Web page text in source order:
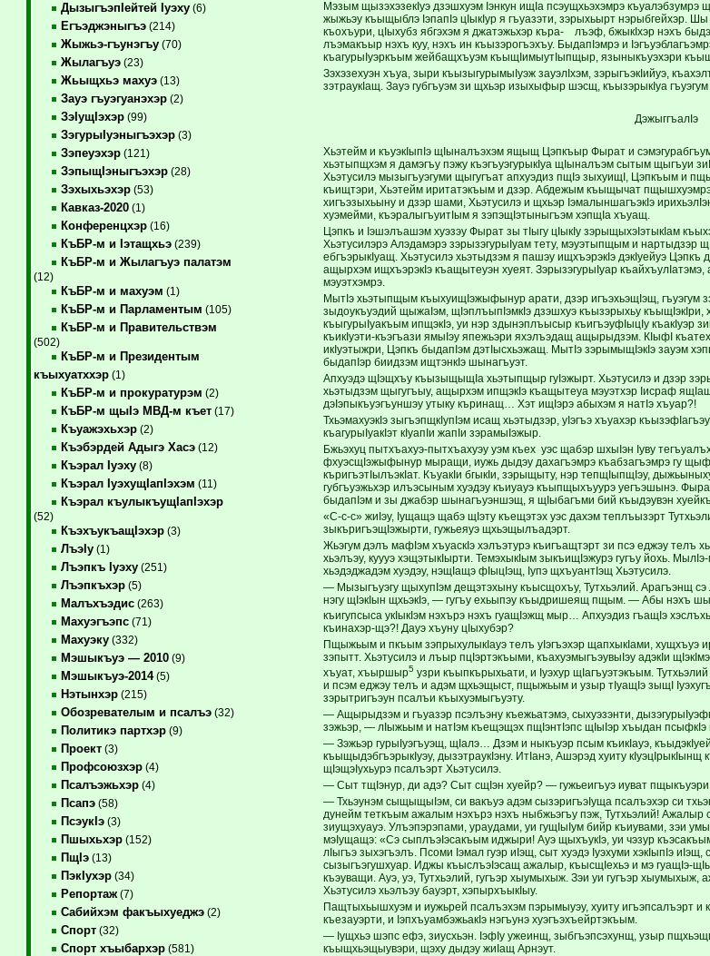
ДызыгъэпIейтей Iуэху(6)
Егъэджэныгъэ(214)
Жыжьэ-гъунэгъу(70)
Жылагъуэ(23)
Жьыщхьэ махуэ(13)
Зауэ гъуэгуанэхэр(2)
ЗэIущIэхэр(99)
ЗэгурыIуэныгъэхэр(3)
Зэпеуэхэр(121)
ЗэпыщIэныгъэхэр(28)
Зэхыхьэхэр(53)
Кавказ-2020(1)
Конференцхэр(16)
КъБР-м и Iэтащхьэ(239)
КъБР-м и Жылагъуэ палатэм
(12)
КъБР-м и махуэм (1)
КъБР-м и Парламентым (105)
КъБР-м и Правительствэм
(502)
КъБР-м и Президентым
къыхуатххэр(1)
КъБР-м и прокуратурэм (2)
КъБР-м щыIэ МВД-м къет(17)
Къуажэхьхэр(2)
Къэбэрдей Адыгэ Хасэ(12)
Къэрал Iуэху(8)
Къэрал IуэхущIапIэхэм (11)
Къэрал къулыкъущIапIэхэр
(52)
КъэхъукъащIэхэр(3)
ЛъэIу(1)
Лъэпкъ Iуэху(251)
Лъэпкъхэр(5)
Малъхъэдис(263)
Махуэгъэпс(71)
Махуэку(332)
Мэшыкъуэ — 2010(9)
Мэшыкъуэ-2014(5)
Нэтынхэр(215)
Обозревателым и псалъэ(32)
Политикэ партхэр(9)
Проект(3)
Профсоюзхэр(4)
Псалъэжьхэр(4)
Псапэ(58)
ПсэукIэ(3)
Пшыхьхэр(152)
ПщIэ(13)
ПэкIухэр(34)
Репортаж(7)
Сабийхэм факъыхуеджэ(2)
Спорт(32)
Спорт хъыбархэр(581)
Мэзым щызэхэзекIуэ дзэшхуэм Iэнкун ищIа псэущхьэхэмрэ
жыжьэу къыщыблэ IэпапIэ цIыкIур я гъуазэти, зэрыхьырт нэрыбгейхэр.
къохъури, цIыхубз ябгэхэм я джатэжьхэр къра- лъэф, бжыкIхэр нэхъ
лъэмакъыр нэхъ куу, нэхъ ин къызэрогъэхъу. БыдапIэмрэ и
къагурыIуэркъым жейбащхъуэм къыщIимыутIыпщыр, языныкъуэхэри
Зэхэзехуэн хъуа, зыри къызыгурымыIуэж зауэлIхэм, зэрыгъэкIийуэ,
зэтраукIащ. Зауэ губгъуэм зи щхьэр изыхыфыр шэсщ, къызэрыкIуа
ДэжыггъалIэ
Хьэтейм и къуэкIыпIэ щIыналъэхэм ящыщ Цэпкъыр Фырат и
хьэтыпщхэм я дамэгъу пэжу къэгъуэгурыкIуа щIыналъэм сытым щыгъуи
Хьэтусилэ мызыгъуэгуми щыгугъат апхуэдиз пщIэ зыхуищI, Цэпкъым и
къищтэри, Хьэтейм иритатэкъым и дзэр. Абдежым къыщычат
хигъэзыхьыну и дзэр шами, Хьэтусилэ и щхьэр IэмалыншагъэкIэ
хуэмейми, къэралыгъуитIым я зэпэщIэтыныгъэм хэпщIа хъуащ.
Цэпкъ и Iэшэлъашэм хуэзэу Фырат зы тIыгу цIыкIу зэрыщыхэIэтыкIам
Хьэтусилэрэ Алэдамэрэ зэрызэгурыIуам тету, мэуэтыпщым и
ебгъэрыкIуащ. Хьэтусилэ хьэтыдзэм я пашэу ищхъэрэкIэ дэкIуейуэ Цэпкъ
ащырхэм ищхъэрэкIэ къащытеуэн хуеят. ЗэрызэгурыIуар
мэуэтхэмрэ.
МытIэ хьэтыпщым къыхуищIэжыфынур арати, дзэр игъэхьэщIэщ, гъуэгум
зыдоукъуэдий щыжаIэм, щIэплъыпIэмкIэ дзэшхуэ къызэрыхьу къыщIэкIри,
къыгурыIуакъым ипщэкIэ, уи нэр здынэплъысыр къигъэуфIыцIу къакIуэр
къикIуэти-къэгъази ямыIэу япежьэри яхэлъэдащ ащырыдзэм. КIыфI
икIуэтыжри, Цэпкъ быдапIэм дэтIысхьэжащ. МытIэ зэрымыщIэкIэ зауэм
быдапIэр биидзэм ищтэнкIэ шынагъуэт.
Апхуэдэ щIэщхъу къызыщыщIа хьэтыпщыр гуIэжырт. Хьэтусилэ и дзэр
хьэтыдзэм щыгугъыу, ащырхэм ипщэкIэ къащытеуа мэуэтхэр Iисраф
дэIэпыкъуэгъуншэу утыку къринащ… Хэт ищIэрэ абыхэм я натIэ хъуар?!
ТхьэмахуэкIэ зыгъэпщкIупIэм исащ хьэтыдзэр, уIэгъэ хъуахэр
къагурыIуакIэт кIуапIи жапIи зэрамыIэжыр.
Бжьэхуц пытхъахуэ-пытхъахуэу уэм къех уэс щабэр шхыIэн Iуву
фхуэсщIэжыфынур мыращи, иужь дыдэу дахагъэмрэ къабзагъэмрэ гу
къригъэтIылъэкIат. КъуакIи бгыкIи, зэрыщыту, нэр тепщIыпщIэу,
губгъуэжьхэр илъэсыным хуэдэу къиуауэ къыпщыхъуурэ уегъэшынэ.
быдапIэм и зы джабэр шынагъуэншэщ, я щIыбагъми бий къыдэувэн
«С-с-с» жиIэу, Iущащэ щабэ щIэту къещэтэх уэс дахэм теплъызэрт
зыкъригъэщIэжырти, гужьеяуэ щхьэщылъадэрт.
Жьэгум дэлъ мафIэм хъуаскIэ хэлъэтурэ къигъащтэрт зи псэ еджэу телъ
хьэлъэу, куууэ хэщэтыкIырти. ТемэхыкIым зыкъищIэжурэ гугъу йохь.
хьэдэджадэм хуэдэу, нэщIащэ фIыцIэщ, Iупэ щхъуантIэщ Хьэтусилэ.
— Мызыгъуэгу щыхупIэм дещэтэхыну къысщохъу, Тутхьэлий. Арагъэнщ
нэгу щIэкIын щхьэкIэ, — гугъу ехьыпэу къыдришеящ пщым. — Абы нэхъ
къигупсыса укIыкIэм нэхърэ нэхъ гуащIэжщ мыр… Апхуэдиз гъащIэ
къинахэр-щэ?! Дауэ хъуну цIыхубэр?
Пщыжьым и пкъым зэпрыхулыкIауэ телъ уIэгъэхэр щапхыкIами, хущхъуэ
зэпытт. Хьэтусилэ и лъыр пцIэртэкъыми, къахуэмыгъэувыIэу адэкIи
хъуат, хъыршыр5 узри къыпкърыхьати, и Iуэхур щIагъуэтэкъым.
и псэм еджэу телъ и адэм щхьэщыст, пщыжьым и узыр тIуащIэ зыщI
зэрытригъэун псалъи къыхуэмыгъуэту.
— Ащырыдзэм и гъуазэр псэлъэну къежьатэмэ, сыхуэзэнти,
зэжьэр, — лIыжьым и натIэм къещэщэх пщIэнтIэпс щIыIэр хъыдан
— Зэжьэр гурыIуэгъуэщ, щIалэ… Дзэм и ныкъуэр псым къикIауэ,
къыщыдэбгъэрыкIуэу, дызэтраукIэну. ИтIанэ, Ашэрэд хуиту
щIэщэIухьурэ псалъэрт Хьэтусилэ.
— Сыт тщIэнур, ди адэ? Сыт сщIэн хуейр? — гужьеигъуэ иуват
— Тхьэунэм сыщыщыIэм, си вакъуэ адэм сызэригъэIуща псалъэхэр си
дунейм теткъым ажалым нэхърэ нэхъ ныбжьэгъу пэж, Тутхьэлий!
зиущэхуауэ. Улъэпэрэпами, ураудами, уи гущIыIум бийр къиувами, зэи
мэIущащэ: «Сэ сыплъэIэсакъым иджыри! Ауэ щыхъукIэ, уи чэзур
лIыгъэ зыхэгъэлъ. Псоми Iэмал гуэр иIэщ, сыт хуэдэ Iуэхуми хэкIыпIэ
сызыгъэгушхуар. Иджы къыслъэIэсащ ажалыр, къысщIехьэ и мэ гуащIэ-
къэуващи. Ауэ, уэ, Тутхьэлий, гугъэр хыумыхыж. Зэи уи гугъэр
Хьэтусилэ хьэлъэу бауэрт, хэпырхъыкIыу.
Пащтыхьышхуэм и иужьрей псалъэхэм пэрымыуэу, хуиту игъэпсалъэрт и
къезауэрти, и IэпхъуамбэжьакIэ нэгъунэ хуэгъэхъейртэкъым.
— Iущхьэ шэпс ефэ, зиусхьэн. IэфIу ужеинщ, зыбгъэпсэхунщ, узыр
къыщхьэщыувэри, щэху дыдэу жиIащ Арнэут.